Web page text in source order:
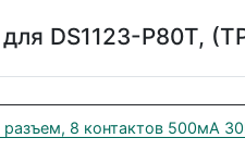
DS1123-P80T,
8 контактов 500мА